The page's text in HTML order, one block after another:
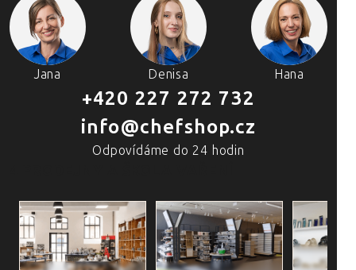
Jana Denisa Hana
+420 227 272 732
info@chefshop.cz
Odpovídáme do 24 hodin